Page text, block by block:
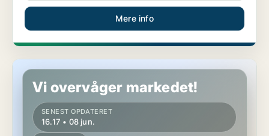
Mere info
Kontorfællesskab i København K
Vi overvåger markedet!
SENEST OPDATERET
16.17 • 08 jun.